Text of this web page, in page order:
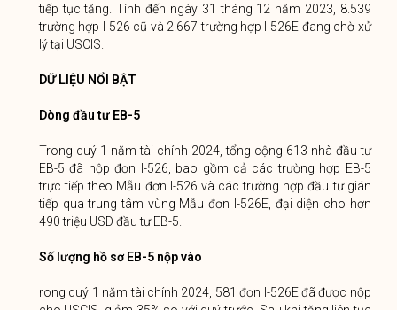
tiếp tục tăng. Tính đến ngày 31 tháng 12 năm 2023, 8.539
trường hợp I-526 cũ và 2.667 trường hợp I-526E đang chờ xử
lý tại USCIS.
DỮ LIỆU NỔI BẬT
Dòng đầu tư EB-5
Trong quý 1 năm tài chính 2024, tổng cộng 613 nhà đầu tư
EB-5 đã nộp đơn I-526, bao gồm cả các trường hợp EB-5
trực tiếp theo Mẫu đơn I-526 và các trường hợp đầu tư gián
tiếp qua trung tâm vùng Mẫu đơn I-526E, đại diện cho hơn
490 triệu USD đầu tư EB-5.
Số lượng hồ sơ EB-5 nộp vào
rong quý 1 năm tài chính 2024, 581 đơn I-526E đã được nộp